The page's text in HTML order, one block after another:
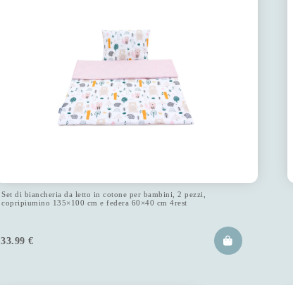
Set di biancheria da letto in cotone per bambini, 2 pezzi,
copripiumino 135×100 cm e federa 60×40 cm 4rest
33.99 €